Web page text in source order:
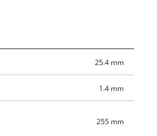
dura. Cu o latime de taiere de 255
sarcini de taiere mai mari.
25.4 mm
1.4 mm
255 mm